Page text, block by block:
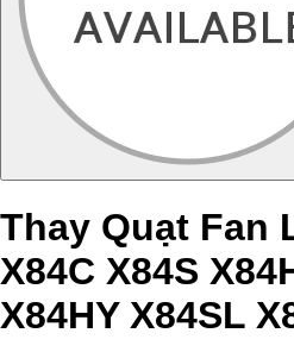
Thay Quạt Fan
X84C X84S
X84HY X84SL